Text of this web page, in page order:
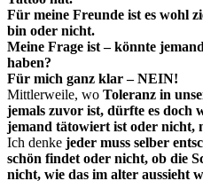
Für meine Freunde ist es wohl
bin oder nicht.
Meine Frage ist – könnte
haben?
Für mich ganz klar – NEIN!
Mittlerweile, wo Toleranz in
jemals zuvor ist, dürfte es doch
jemand tätowiert ist oder nicht,
Ich denke jeder muss selber
schön findet oder nicht, ob die
nicht, wie das im alter aussieht